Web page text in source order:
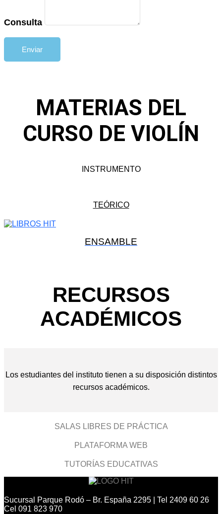
Consulta
Enviar
MATERIAS DEL
CURSO DE VIOLÍN
INSTRUMENTO
TEÓRICO
ENSAMBLE
RECURSOS
ACADÉMICOS
Los estudiantes del instituto tienen a su disposición distintos
recursos académicos.
SALAS LIBRES DE PRÁCTICA
PLATAFORMA WEB
TUTORÍAS EDUCATIVAS
Sucursal Parque Rodó – Br. España 2295 | Tel 2409 60 26
Cel 091 823 970